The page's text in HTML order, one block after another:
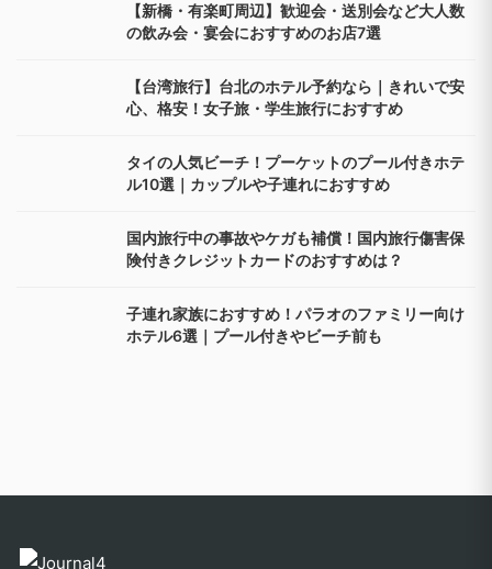
【新橋・有楽町周辺】歓迎会・送別会など大人数
の飲み会・宴会におすすめのお店7選
【台湾旅行】台北のホテル予約なら｜きれいで安
心、格安！女子旅・学生旅行におすすめ
タイの人気ビーチ！プーケットのプール付きホテ
ル10選｜カップルや子連れにおすすめ
国内旅行中の事故やケガも補償！国内旅行傷害保
険付きクレジットカードのおすすめは？
子連れ家族におすすめ！パラオのファミリー向け
ホテル6選｜プール付きやビーチ前も